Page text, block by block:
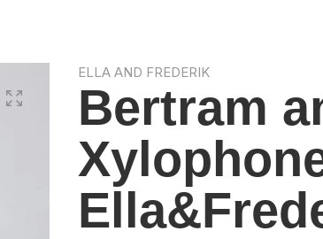
ELLA AND FREDERIK
Bertram